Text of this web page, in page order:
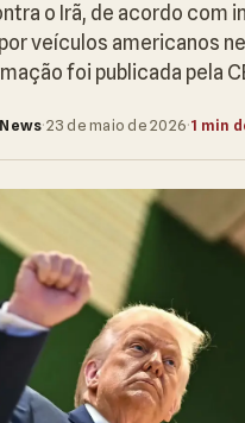
o Irã, de acordo com
veículos americanos
foi publicada pela
·23 de maio de 2026·1 min